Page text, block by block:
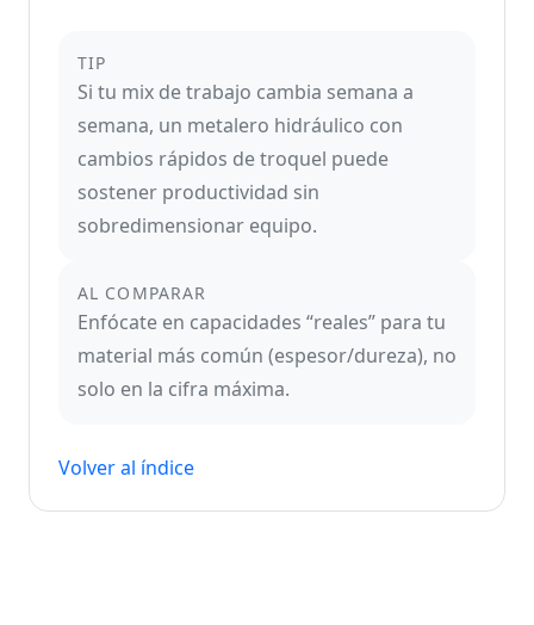
TIP
Si tu mix de trabajo cambia semana a
semana, un metalero hidráulico con
cambios rápidos de troquel puede
sostener productividad sin
sobredimensionar equipo.
AL COMPARAR
Enfócate en capacidades “reales” para tu
material más común (espesor/dureza), no
solo en la cifra máxima.
Volver al índice